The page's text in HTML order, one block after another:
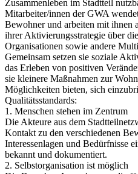
Zusammenleben im Stadtteil
Mitarbeiter/innen der GWA
Bewohner und arbeiten mit ihnen
ihrer Aktivierungsstrategie über
Organisationen sowie andere
Gemeinsam setzen sie soziale
das Erleben von positiven
sie kleinere Maßnahmen zur
Möglichkeiten bieten, sich
Qualitätsstandards:
1. Menschen stehen im Zentrum
Die Akteure aus dem
Kontakt zu den verschiedenen
Interessenlagen und Bedürfnisse
bekannt und dokumentiert.
2. Selbstorganisation ist möglich